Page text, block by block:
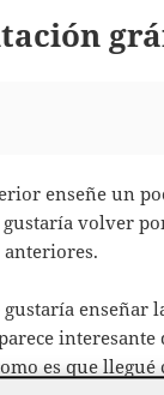
enseñe un
gustaría volver
gustaría enseñar
interesante
es que llegué